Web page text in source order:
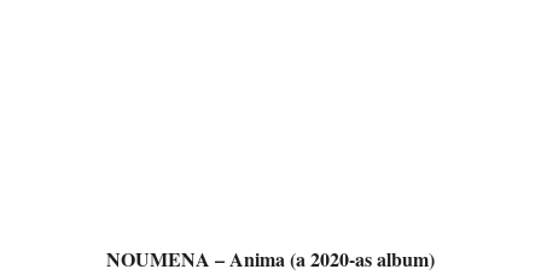
NOUMENA – Anima (a 2020-as album)